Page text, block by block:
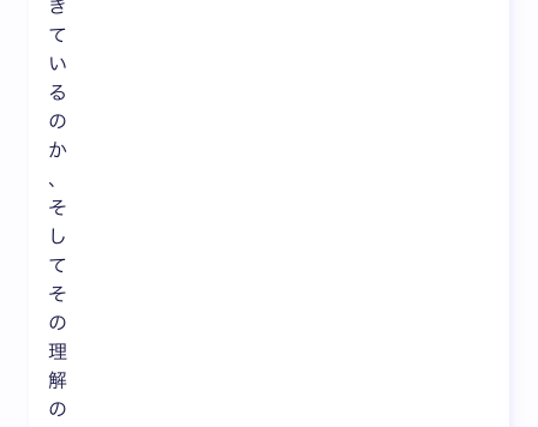
き
て
い
る
の
か
、
そ
し
て
そ
の
理
解
の